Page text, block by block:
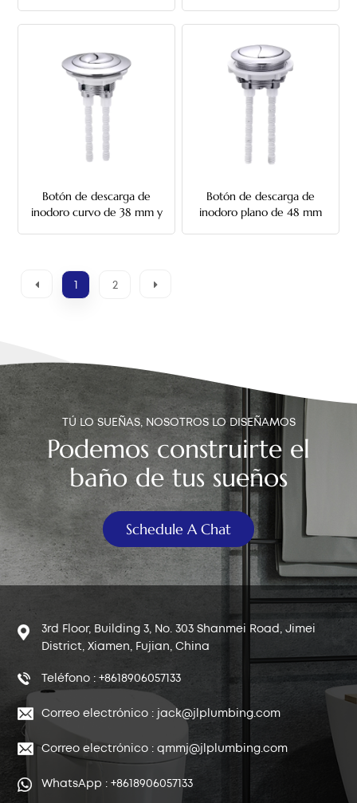
Botón de descarga de
inodoro curvo de 38 mm y
Botón de descarga de
inodoro plano de 48 mm
2
TÚ LO SUEÑAS, NOSOTROS LO DISEÑAMOS
Podemos construirte el
baño de tus sueños
Schedule A Chat
3rd Floor, Building 3, No. 303 Shanmei Road, Jimei
District, Xiamen, Fujian, China
Teléfono : +8618906057133
Correo electrónico : jack@jlplumbing.com
Correo electrónico : qmmj@jlplumbing.com
WhatsApp : +8618906057133